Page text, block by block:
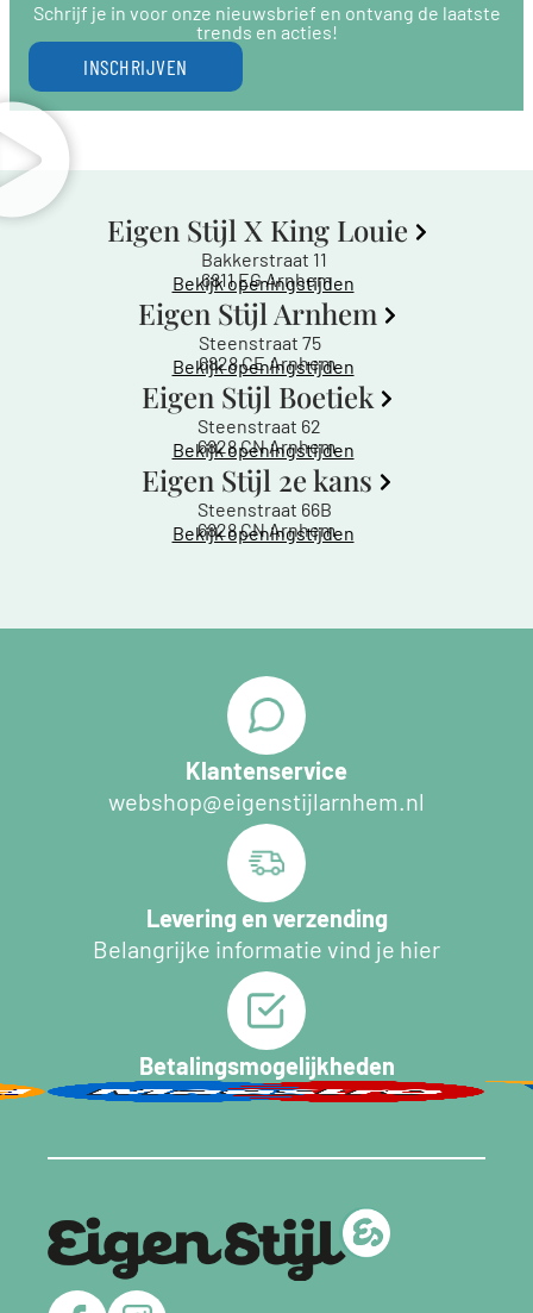
Schrijf je in voor onze nieuwsbrief en ontvang de laatste
trends en acties!
INSCHRIJVEN
Eigen Stijl X King Louie
Bakkerstraat 11
6811 EG Arnhem
Bekijk openingstijden
Eigen Stijl Arnhem
Steenstraat 75
6828 CE Arnhem
Bekijk openingstijden
Eigen Stijl Boetiek
Steenstraat 62
6828 CN Arnhem
Bekijk openingstijden
Eigen Stijl 2e kans
Steenstraat 66B
6828 CN Arnhem
Bekijk openingstijden
Klantenservice
webshop@eigenstijlarnhem.nl
Levering en verzending
Belangrijke informatie vind je hier
Betalingsmogelijkheden